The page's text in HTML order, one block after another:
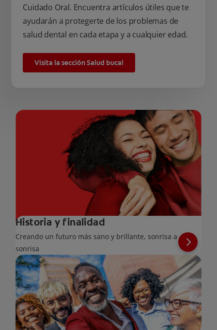
Cuidado Oral. Encuentra artículos útiles que te
ayudarán a protegerte de los problemas de
salud dental en cada etapa y a cualquier edad.
Visita la sección Salud bucal
Historia y finalidad
Creando un futuro más sano y brillante, sonrisa a
sonrisa